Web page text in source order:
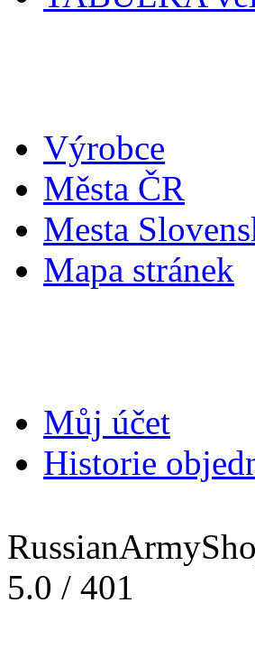
Výrobce
Města ČR
Mesta
Mapa stránek
Můj účet
Historie
5.0 / 401